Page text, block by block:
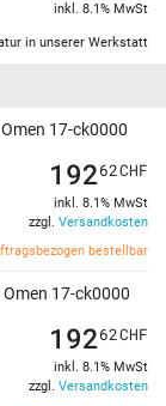
in unserer Werkstatt
inkl. 8.1% MwSt
Omen 17-ck0000
bestellbar
19262CHF
inkl. 8.1% MwSt
zzgl. Versandkosten
Omen 17-ck0000
19262CHF
inkl. 8.1% MwSt
zzgl. Versandkosten